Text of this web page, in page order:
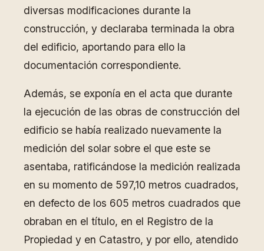
diversas modificaciones durante la
construcción, y declaraba terminada la obra
del edificio, aportando para ello la
documentación correspondiente.
Además, se exponía en el acta que durante
la ejecución de las obras de construcción del
edificio se había realizado nuevamente la
medición del solar sobre el que este se
asentaba, ratificándose la medición realizada
en su momento de 597,10 metros cuadrados,
en defecto de los 605 metros cuadrados que
obraban en el título, en el Registro de la
Propiedad y en Catastro, y por ello, atendido